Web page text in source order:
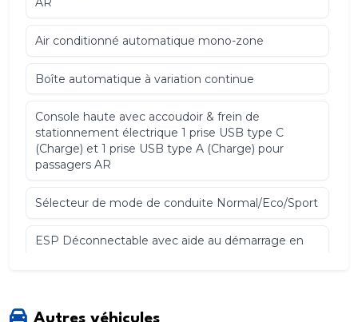
Air conditionné automatique mono-zone
Boîte automatique à variation continue
Console haute avec accoudoir & frein de
stationnement électrique 1 prise USB type C
(Charge) et 1 prise USB type A (Charge) pour
passagers AR
Sélecteur de mode de conduite Normal/Eco/Sport
ESP Déconnectable avec aide au démarrage en
Autres véhicules